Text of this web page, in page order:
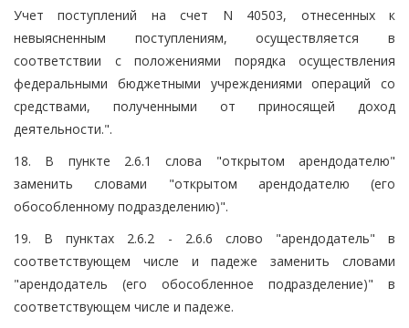
Учет поступлений на счет N 40503, отнесенных к
невыясненным поступлениям, осуществляется в
соответствии с положениями порядка осуществления
федеральными бюджетными учреждениями операций со
средствами, полученными от приносящей доход
деятельности.".
18. В пункте 2.6.1 слова "открытом арендодателю"
заменить словами "открытом арендодателю (его
обособленному подразделению)".
19. В пунктах 2.6.2 - 2.6.6 слово "арендодатель" в
соответствующем числе и падеже заменить словами
"арендодатель (его обособленное подразделение)" в
соответствующем числе и падеже.